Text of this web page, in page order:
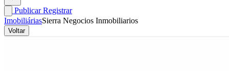
PublicarRegistrar
ImobiliáriasSierra Negocios Inmobiliarios
Voltar